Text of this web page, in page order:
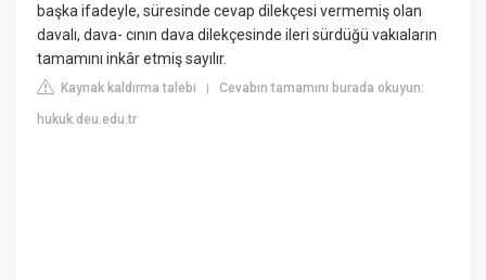
başka ifadeyle, süresinde cevap dilekçesi vermemiş olan
davalı, dava- cının dava dilekçesinde ileri sürdüğü vakıaların
tamamını inkâr etmiş sayılır.
Kaynak kaldırma talebi |Cevabın tamamını burada okuyun:
hukuk.deu.edu.tr